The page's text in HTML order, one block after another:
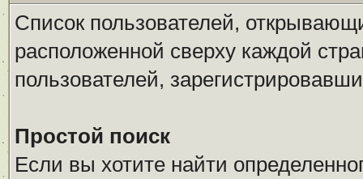
Список пользователей,
расположенной сверху каждой
пользователей,
Простой поиск
Если вы хотите найти